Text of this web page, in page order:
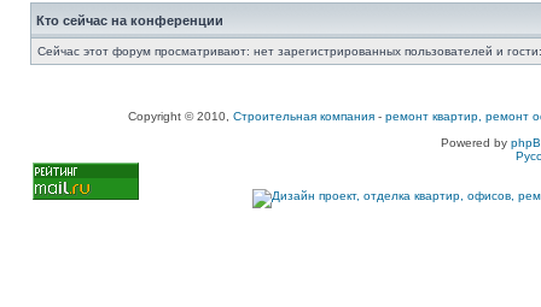
Кто сейчас на конференции
Сейчас этот форум просматривают: нет зарегистрированных пользователей и
Copyright © 2010, Строительная компания - ремонт квартир, ремонт
Powered by